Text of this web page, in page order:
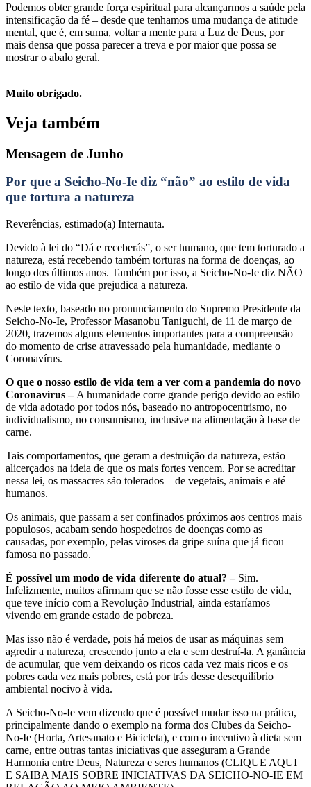
Podemos obter grande força espiritual para alcançarmos a saúde pela
intensificação da fé – desde que tenhamos uma mudança de atitude
mental, que é, em suma, voltar a mente para a Luz de Deus, por
mais densa que possa parecer a treva e por maior que possa se
mostrar o abalo geral.
Muito obrigado.
Veja também
Mensagem de Junho
Por que a Seicho-No-Ie diz “não” ao estilo de vida
que tortura a natureza
Reverências, estimado(a) Internauta.
Devido à lei do “Dá e receberás”, o ser humano, que tem torturado a
natureza, está recebendo também torturas na forma de doenças, ao
longo dos últimos anos. Também por isso, a Seicho-No-Ie diz NÃO
ao estilo de vida que prejudica a natureza.
Neste texto, baseado no pronunciamento do Supremo Presidente da
Seicho-No-Ie, Professor Masanobu Taniguchi, de 11 de março de
2020, trazemos alguns elementos importantes para a compreensão
do momento de crise atravessado pela humanidade, mediante o
Coronavírus.
O que o nosso estilo de vida tem a ver com a pandemia do novo
Coronavírus – A humanidade corre grande perigo devido ao estilo
de vida adotado por todos nós, baseado no antropocentrismo, no
individualismo, no consumismo, inclusive na alimentação à base de
carne.
Tais comportamentos, que geram a destruição da natureza, estão
alicerçados na ideia de que os mais fortes vencem. Por se acreditar
nessa lei, os massacres são tolerados – de vegetais, animais e até
humanos.
Os animais, que passam a ser confinados próximos aos centros mais
populosos, acabam sendo hospedeiros de doenças como as
causadas, por exemplo, pelas viroses da gripe suína que já ficou
famosa no passado.
É possível um modo de vida diferente do atual? – Sim.
Infelizmente, muitos afirmam que se não fosse esse estilo de vida,
que teve início com a Revolução Industrial, ainda estaríamos
vivendo em grande estado de pobreza.
Mas isso não é verdade, pois há meios de usar as máquinas sem
agredir a natureza, crescendo junto a ela e sem destruí-la. A ganância
de acumular, que vem deixando os ricos cada vez mais ricos e os
pobres cada vez mais pobres, está por trás desse desequilíbrio
ambiental nocivo à vida.
A Seicho-No-Ie vem dizendo que é possível mudar isso na prática,
principalmente dando o exemplo na forma dos Clubes da Seicho-
No-Ie (Horta, Artesanato e Bicicleta), e com o incentivo à dieta sem
carne, entre outras tantas iniciativas que asseguram a Grande
Harmonia entre Deus, Natureza e seres humanos (CLIQUE AQUI
E SAIBA MAIS SOBRE INICIATIVAS DA SEICHO-NO-IE EM